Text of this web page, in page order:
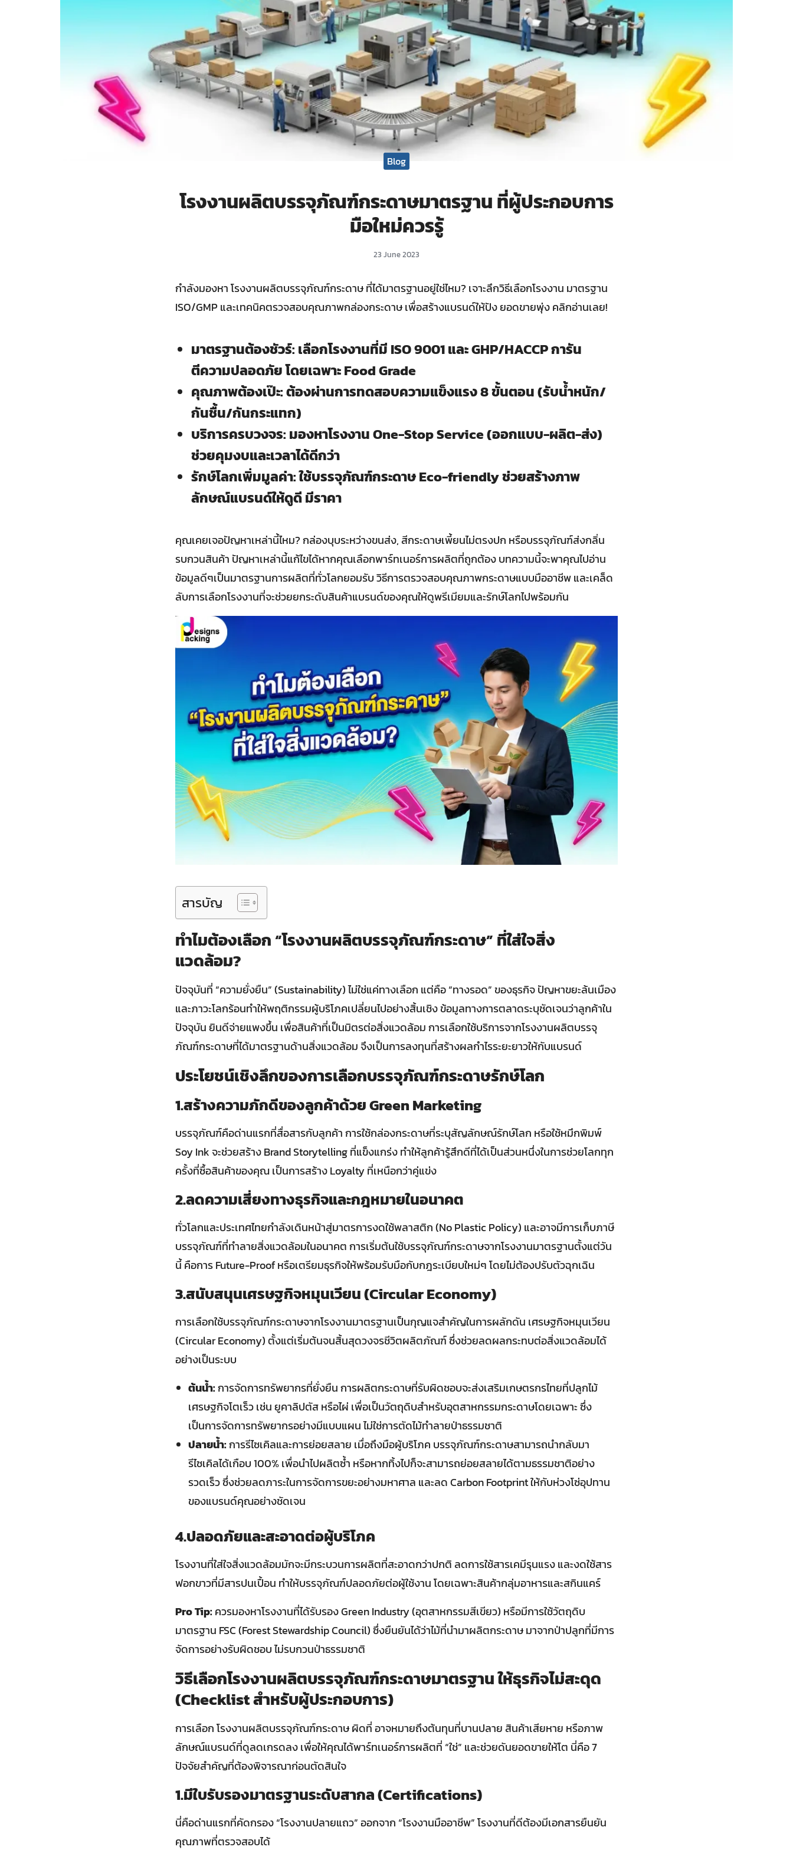
Blog
โรงงานผลิตบรรจุภัณฑ์กระดาษมาตรฐาน ที่ผู้ประกอบการ
มือใหม่ควรรู้
23 June 2023
กำลังมองหา โรงงานผลิตบรรจุภัณฑ์กระดาษ ที่ได้มาตรฐานอยู่ใช่ไหม? เจาะลึกวิธีเลือกโรงงาน มาตรฐาน
ISO/GMP และเทคนิคตรวจสอบคุณภาพกล่องกระดาษ เพื่อสร้างแบรนด์ให้ปัง ยอดขายพุ่ง คลิกอ่านเลย!
มาตรฐานต้องชัวร์: เลือกโรงงานที่มี ISO 9001 และ GHP/HACCP การัน
ตีความปลอดภัย โดยเฉพาะ Food Grade
คุณภาพต้องเป๊ะ: ต้องผ่านการทดสอบความแข็งแรง 8 ขั้นตอน (รับน้ำหนัก/
กันชื้น/กันกระแทก)
บริการครบวงจร: มองหาโรงงาน One-Stop Service (ออกแบบ-ผลิต-ส่ง)
ช่วยคุมงบและเวลาได้ดีกว่า
รักษ์โลกเพิ่มมูลค่า: ใช้บรรจุภัณฑ์กระดาษ Eco-friendly ช่วยสร้างภาพ
ลักษณ์แบรนด์ให้ดูดี มีราคา
คุณเคยเจอปัญหาเหล่านี้ไหม? กล่องบุบระหว่างขนส่ง, สีกระดาษเพี้ยนไม่ตรงปก หรือบรรจุภัณฑ์ส่งกลิ่น
รบกวนสินค้า ปัญหาเหล่านี้แก้ไขได้หากคุณเลือกพาร์ทเนอร์การผลิตที่ถูกต้อง บทความนี้จะพาคุณไปอ่าน
ข้อมูลดีๆเป็นมาตรฐานการผลิตที่ทั่วโลกยอมรับ วิธีการตรวจสอบคุณภาพกระดาษแบบมืออาชีพ และเคล็ด
ลับการเลือกโรงงานที่จะช่วยยกระดับสินค้าแบรนด์ของคุณให้ดูพรีเมียมและรักษ์โลกไปพร้อมกัน
สารบัญ
ทำไมต้องเลือก “โรงงานผลิตบรรจุภัณฑ์กระดาษ” ที่ใส่ใจสิ่ง
แวดล้อม?
ปัจจุบันที่ “ความยั่งยืน” (Sustainability) ไม่ใช่แค่ทางเลือก แต่คือ “ทางรอด” ของธุรกิจ ปัญหาขยะล้นเมือง
และภาวะโลกร้อนทำให้พฤติกรรมผู้บริโภคเปลี่ยนไปอย่างสิ้นเชิง ข้อมูลทางการตลาดระบุชัดเจนว่าลูกค้าใน
ปัจจุบัน ยินดีจ่ายแพงขึ้น เพื่อสินค้าที่เป็นมิตรต่อสิ่งแวดล้อม การเลือกใช้บริการจากโรงงานผลิตบรรจุ
ภัณฑ์กระดาษที่ได้มาตรฐานด้านสิ่งแวดล้อม จึงเป็นการลงทุนที่สร้างผลกำไรระยะยาวให้กับแบรนด์
ประโยชน์เชิงลึกของการเลือกบรรจุภัณฑ์กระดาษรักษ์โลก
1.สร้างความภักดีของลูกค้าด้วย Green Marketing
บรรจุภัณฑ์คือด่านแรกที่สื่อสารกับลูกค้า การใช้กล่องกระดาษที่ระบุสัญลักษณ์รักษ์โลก หรือใช้หมึกพิมพ์
Soy Ink จะช่วยสร้าง Brand Storytelling ที่แข็งแกร่ง ทำให้ลูกค้ารู้สึกดีที่ได้เป็นส่วนหนึ่งในการช่วยโลกทุก
ครั้งที่ซื้อสินค้าของคุณ เป็นการสร้าง Loyalty ที่เหนือกว่าคู่แข่ง
2.ลดความเสี่ยงทางธุรกิจและกฎหมายในอนาคต
ทั่วโลกและประเทศไทยกำลังเดินหน้าสู่มาตรการงดใช้พลาสติก (No Plastic Policy) และอาจมีการเก็บภาษี
บรรจุภัณฑ์ที่ทำลายสิ่งแวดล้อมในอนาคต การเริ่มต้นใช้บรรจุภัณฑ์กระดาษจากโรงงานมาตรฐานตั้งแต่วัน
นี้ คือการ Future-Proof หรือเตรียมธุรกิจให้พร้อมรับมือกับกฎระเบียบใหม่ๆ โดยไม่ต้องปรับตัวฉุกเฉิน
3.สนับสนุนเศรษฐกิจหมุนเวียน (Circular Economy)
การเลือกใช้บรรจุภัณฑ์กระดาษจากโรงงานมาตรฐานเป็นกุญแจสำคัญในการผลักดัน เศรษฐกิจหมุนเวียน
(Circular Economy) ตั้งแต่เริ่มต้นจนสิ้นสุดวงจรชีวิตผลิตภัณฑ์ ซึ่งช่วยลดผลกระทบต่อสิ่งแวดล้อมได้
อย่างเป็นระบบ
ต้นน้ำ:การจัดการทรัพยากรที่ยั่งยืน การผลิตกระดาษที่รับผิดชอบจะส่งเสริมเกษตรกรไทยที่ปลูกไม้
เศรษฐกิจโตเร็ว เช่น ยูคาลิปตัส หรือไผ่ เพื่อเป็นวัตถุดิบสำหรับอุตสาหกรรมกระดาษโดยเฉพาะ ซึ่ง
เป็นการจัดการทรัพยากรอย่างมีแบบแผน ไม่ใช่การตัดไม้ทำลายป่าธรรมชาติ
ปลายน้ำ:การรีไซเคิลและการย่อยสลาย เมื่อถึงมือผู้บริโภค บรรจุภัณฑ์กระดาษสามารถนำกลับมา
รีไซเคิลได้เกือบ 100% เพื่อนำไปผลิตซ้ำ หรือหากทิ้งไปก็จะสามารถย่อยสลายได้ตามธรรมชาติอย่าง
รวดเร็ว ซึ่งช่วยลดภาระในการจัดการขยะอย่างมหาศาล และลด Carbon Footprint ให้กับห่วงโซ่อุปทาน
ของแบรนด์คุณอย่างชัดเจน
4.ปลอดภัยและสะอาดต่อผู้บริโภค
โรงงานที่ใส่ใจสิ่งแวดล้อมมักจะมีกระบวนการผลิตที่สะอาดกว่าปกติ ลดการใช้สารเคมีรุนแรง และงดใช้สาร
ฟอกขาวที่มีสารปนเปื้อน ทำให้บรรจุภัณฑ์ปลอดภัยต่อผู้ใช้งาน โดยเฉพาะสินค้ากลุ่มอาหารและสกินแคร์
Pro Tip: ควรมองหาโรงงานที่ได้รับรอง Green Industry (อุตสาหกรรมสีเขียว) หรือมีการใช้วัตถุดิบ
มาตรฐาน FSC (Forest Stewardship Council) ซึ่งยืนยันได้ว่าไม้ที่นำมาผลิตกระดาษ มาจากป่าปลูกที่มีการ
จัดการอย่างรับผิดชอบ ไม่รบกวนป่าธรรมชาติ
วิธีเลือกโรงงานผลิตบรรจุภัณฑ์กระดาษมาตรฐาน ให้ธุรกิจไม่สะดุด
(Checklist สำหรับผู้ประกอบการ)
การเลือก โรงงานผลิตบรรจุภัณฑ์กระดาษ ผิดที่ อาจหมายถึงต้นทุนที่บานปลาย สินค้าเสียหาย หรือภาพ
ลักษณ์แบรนด์ที่ดูลดเกรดลง เพื่อให้คุณได้พาร์ทเนอร์การผลิตที่ “ใช่” และช่วยดันยอดขายให้โต นี่คือ 7
ปัจจัยสำคัญที่ต้องพิจารณาก่อนตัดสินใจ
1.มีใบรับรองมาตรฐานระดับสากล (Certifications)
นี่คือด่านแรกที่คัดกรอง “โรงงานปลายแถว” ออกจาก “โรงงานมืออาชีพ” โรงงานที่ดีต้องมีเอกสารยืนยัน
คุณภาพที่ตรวจสอบได้